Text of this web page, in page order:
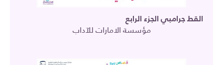
القط جرامبي الجزء الرابع
مؤسسة الامارات للآداب